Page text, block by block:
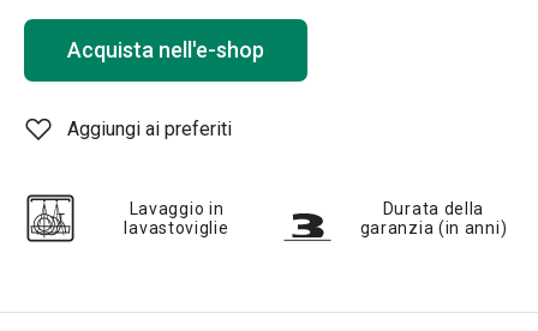
Acquista nell'e-shop
Aggiungi ai preferiti
Lavaggio in
lavastoviglie
Durata della
garanzia (in anni)